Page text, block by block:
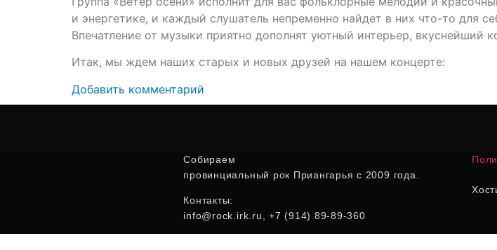
и энергетике, и каждый слушатель непременно найдет в них что-то для
Впечатление от музыки приятно дополнят уютный интерьер, вкуснейший
Итак, мы ждем наших старых и новых друзей на нашем концерте:
Добавить комментарий
Собираем
провинциальный рок Приангарья с 2009 года.
Контакты:
info@rock.irk.ru, +7 (914) 89-89-360